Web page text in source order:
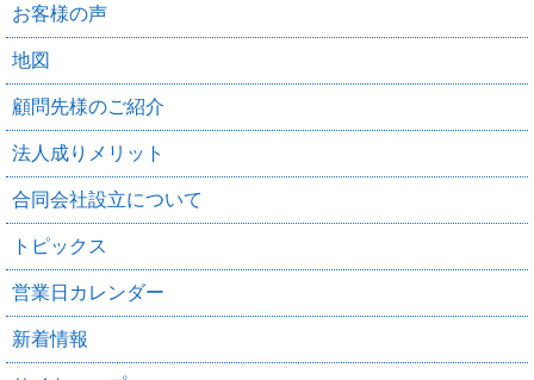
お客様の声
地図
顧問先様のご紹介
法人成りメリット
合同会社設立について
トピックス
営業日カレンダー
新着情報